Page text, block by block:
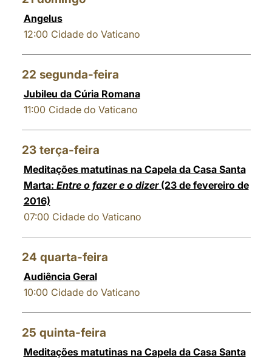
Angelus
12:00 Cidade do Vaticano
22 segunda-feira
Jubileu da Cúria Romana
11:00 Cidade do Vaticano
23 terça-feira
Meditações matutinas na Capela da Casa Santa
Marta: Entre o fazer e o dizer(23 de fevereiro de
2016)
07:00 Cidade do Vaticano
24 quarta-feira
Audiência Geral
10:00 Cidade do Vaticano
25 quinta-feira
Meditações matutinas na Capela da Casa Santa